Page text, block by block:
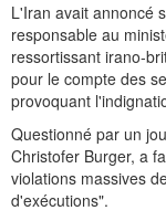
L'Iran avait annoncé
responsable au
ressortissant irano-
pour le compte des
provoquant
Questionné par un
Christofer Burger, a
violations massives
d'exécutions".